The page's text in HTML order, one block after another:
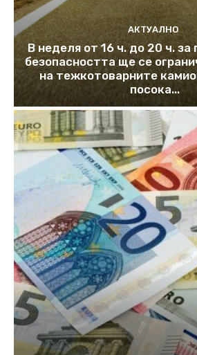
АКТУАЛНО
В неделя от 16 ч. до 20 ч. за
безопасността ще се
на тежкотоварните
посока...